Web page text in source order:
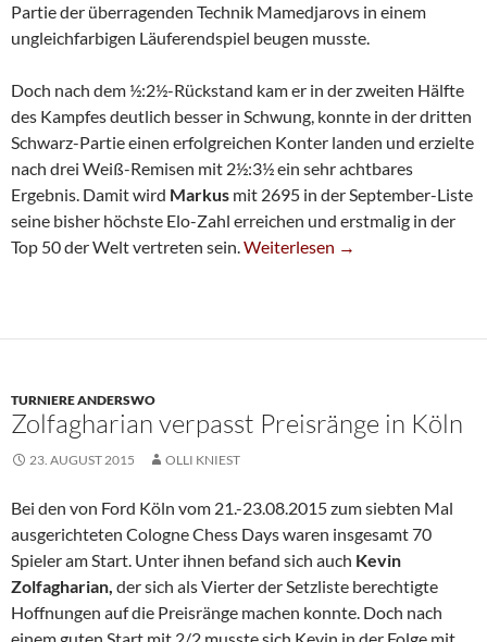
Partie der überragenden Technik Mamedjarovs in einem
ungleichfarbigen Läuferendspiel beugen musste.
Doch nach dem ½:2½-Rückstand kam er in der zweiten Hälfte
des Kampfes deutlich besser in Schwung, konnte in der dritten
Schwarz-Partie einen erfolgreichen Konter landen und erzielte
nach drei Weiß-Remisen mit 2½:3½ ein sehr achtbares
Ergebnis. Damit wird Markus mit 2695 in der September-Liste
seine bisher höchste Elo-Zahl erreichen und erstmalig in der
Top 50 der Welt vertreten sein.Grandioses Ambiente Beim
Weiterlesen →
TURNIERE ANDERSWO
Zolfagharian verpasst Preisränge in Köln
23. AUGUST 2015 OLLI KNIEST
Bei den von Ford Köln vom 21.-23.08.2015 zum siebten Mal
ausgerichteten Cologne Chess Days waren insgesamt 70
Spieler am Start. Unter ihnen befand sich auch Kevin
Zolfagharian, der sich als Vierter der Setzliste berechtigte
Hoffnungen auf die Preisränge machen konnte. Doch nach